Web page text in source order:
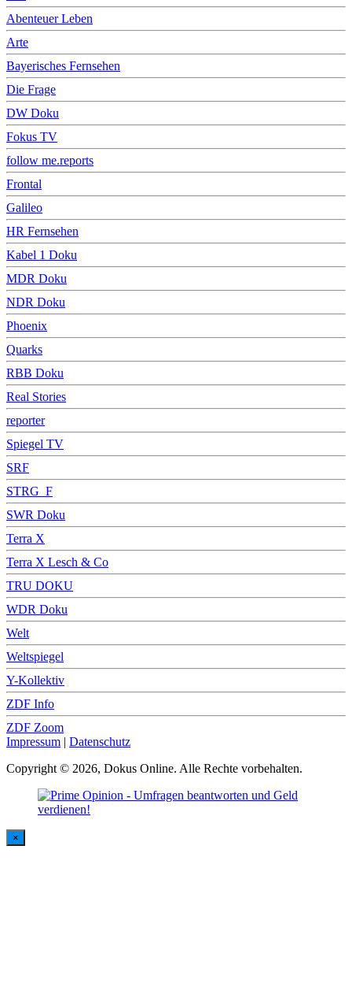
Abenteuer Leben
Arte
Bayerisches Fernsehen
Die Frage
DW Doku
Fokus TV
follow me.reports
Frontal
Galileo
HR Fernsehen
Kabel 1 Doku
MDR Doku
NDR Doku
Phoenix
Quarks
RBB Doku
Real Stories
reporter
Spiegel TV
SRF
STRG_F
SWR Doku
Terra X
Terra X Lesch & Co
TRU DOKU
WDR Doku
Welt
Weltspiegel
Y-Kollektiv
ZDF Info
ZDF Zoom
Impressum | Datenschutz
Copyright © 2026, Dokus Online. Alle Rechte vorbehalten.
×